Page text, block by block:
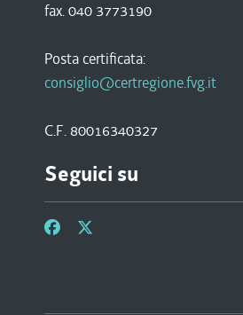
fax. 040 3773190
Posta certificata:
consiglio@certregione.fvg.it
C.F. 80016340327
Seguici su